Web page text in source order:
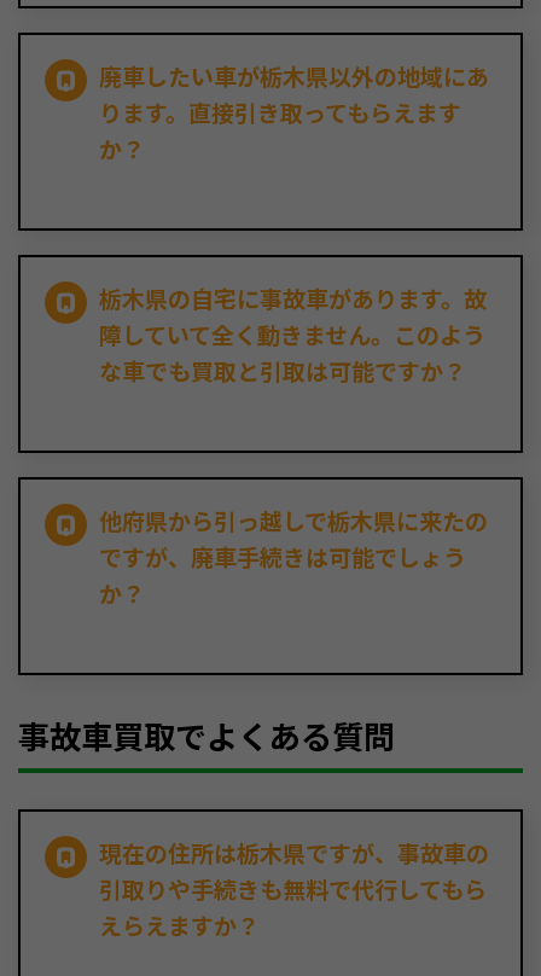
廃車したい車が栃木県以外の地域にあ
ります。直接引き取ってもらえます
か？
栃木県の自宅に事故車があります。故
障していて全く動きません。このよう
な車でも買取と引取は可能ですか？
他府県から引っ越しで栃木県に来たの
ですが、廃車手続きは可能でしょう
か？
事故車買取でよくある質問
現在の住所は栃木県ですが、事故車の
引取りや手続きも無料で代行してもら
えらえますか？